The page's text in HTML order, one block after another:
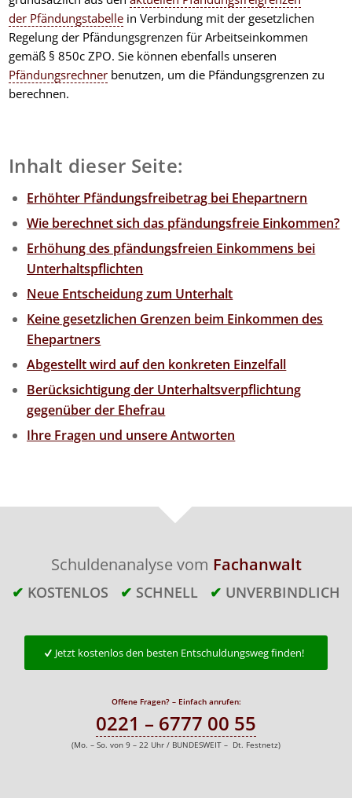
der Pfändungstabelle in Verbindung mit der gesetzlichen
Regelung der Pfändungsgrenzen für Arbeitseinkommen
gemäß § 850c ZPO. Sie können ebenfalls unseren
Pfändungsrechner benutzen, um die Pfändungsgrenzen zu
berechnen.
Inhalt dieser Seite:
Erhöhter Pfändungsfreibetrag bei Ehepartnern
Wie berechnet sich das pfändungsfreie Einkommen?
Erhöhung des pfändungsfreien Einkommens bei
Unterhaltspflichten
Neue Entscheidung zum Unterhalt
Keine gesetzlichen Grenzen beim Einkommen des
Ehepartners
Abgestellt wird auf den konkreten Einzelfall
Berücksichtigung der Unterhaltsverpflichtung
gegenüber der Ehefrau
Ihre Fragen und unsere Antworten
Schuldenanalyse vom Fachanwalt
✔ KOSTENLOS ✔ SCHNELL ✔ UNVERBINDLICH
Jetzt kostenlos den besten Entschuldungsweg finden!
Offene Fragen? – Einfach anrufen:
0221 – 6777 00 55
(Mo. – So. von 9 – 22 Uhr / BUNDESWEIT – Dt. Festnetz)